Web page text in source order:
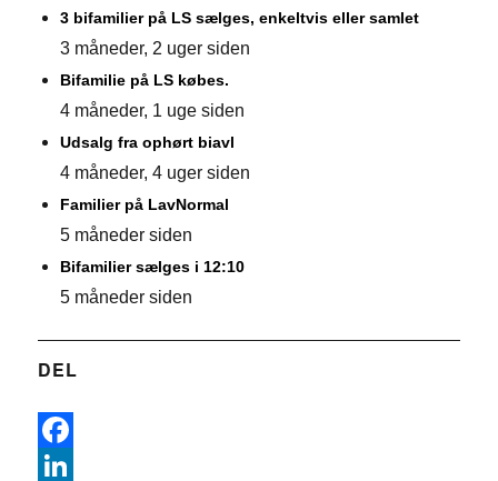
3 bifamilier på LS sælges, enkeltvis eller samlet
3 måneder, 2 uger siden
Bifamilie på LS købes.
4 måneder, 1 uge siden
Udsalg fra ophørt biavl
4 måneder, 4 uger siden
Familier på LavNormal
5 måneder siden
Bifamilier sælges i 12:10
5 måneder siden
DEL
F